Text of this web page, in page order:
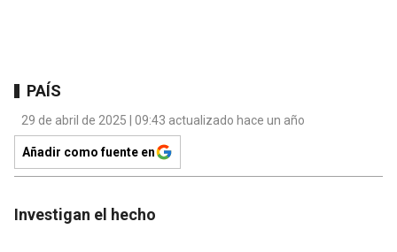
PAÍS
29 de abril de 2025 | 09:43 actualizado hace un año
Añadir como fuente en
Investigan el hecho